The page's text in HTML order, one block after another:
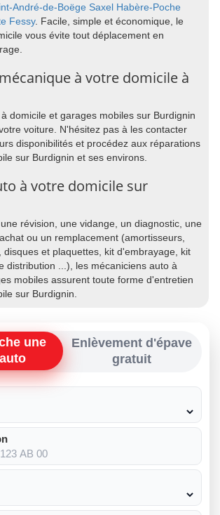
André-de-Boëge Saxel Habère-Poche
Fessy. Facile, simple et économique, le
vous évite tout déplacement en
à votre domicile à
domicile et garages mobiles sur Burdignin
voiture. N'hésitez pas à les contacter
disponibilités et procédez aux réparations
sur Burdignin et ses environs.
à votre domicile sur
révision, une vidange, un diagnostic, une
ou un remplacement (amortisseurs,
disques et plaquettes, kit d'embrayage, kit
distribution ...), les mécaniciens auto à
mobiles assurent toute forme d'entretien
sur Burdignin.
une
Enlèvement d'épave
gratuit